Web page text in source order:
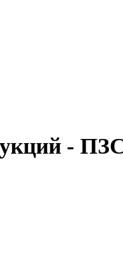
-